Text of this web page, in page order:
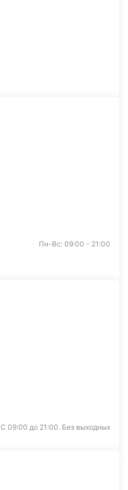
Пн-Вс: 09:00 - 21:00
С 09:00 до 21:00. Без выходных